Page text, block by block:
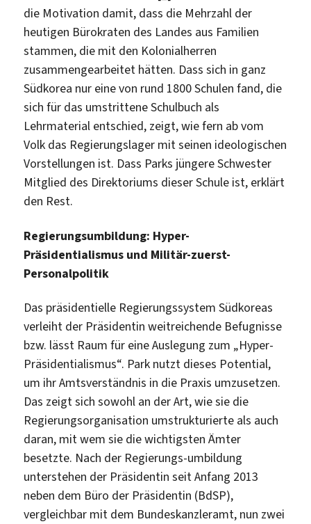
die Motivation damit, dass die Mehrzahl der
heutigen Bürokraten des Landes aus Familien
stammen, die mit den Kolonialherren
zusammengearbeitet hätten. Dass sich in ganz
Südkorea nur eine von rund 1800 Schulen fand, die
sich für das umstrittene Schulbuch als
Lehrmaterial entschied, zeigt, wie fern ab vom
Volk das Regierungslager mit seinen ideologischen
Vorstellungen ist. Dass Parks jüngere Schwester
Mitglied des Direktoriums dieser Schule ist, erklärt
den Rest.
Regierungsumbildung: Hyper-
Präsidentialismus und Militär-zuerst-
Personalpolitik
Das präsidentielle Regierungssystem Südkoreas
verleiht der Präsidentin weitreichende Befugnisse
bzw. lässt Raum für eine Auslegung zum „Hyper-
Präsidentialismus“. Park nutzt dieses Potential,
um ihr Amtsverständnis in die Praxis umzusetzen.
Das zeigt sich sowohl an der Art, wie sie die
Regierungsorganisation umstrukturierte als auch
daran, mit wem sie die wichtigsten Ämter
besetzte. Nach der Regierungs-umbildung
unterstehen der Präsidentin seit Anfang 2013
neben dem Büro der Präsidentin (BdSP),
vergleichbar mit dem Bundeskanzleramt, nun zwei